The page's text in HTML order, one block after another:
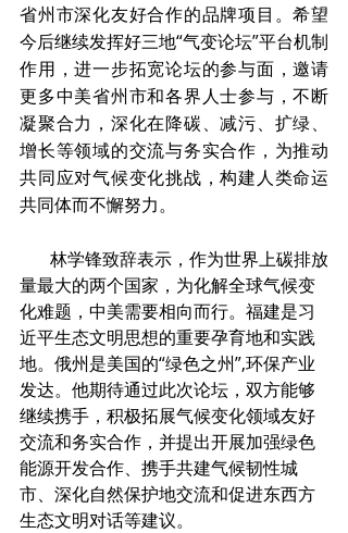
省州市深化友好合作的品牌项目。希望
今后继续发挥好三地“气变论坛”平台机制
作用，进一步拓宽论坛的参与面，邀请
更多中美省州市和各界人士参与，不断
凝聚合力，深化在降碳、减污、扩绿、
增长等领域的交流与务实合作，为推动
共同应对气候变化挑战，构建人类命运
共同体而不懈努力。
量最大的两个国家，为化解全球气候变
化难题，中美需要相向而行。福建是习
近平生态文明思想的重要孕育地和实践
地。俄州是美国的“绿色之州”,环保产业
发达。他期待通过此次论坛，双方能够
继续携手，积极拓展气候变化领域友好
交流和务实合作，并提出开展加强绿色
能源开发合作、携手共建气候韧性城
市、深化自然保护地交流和促进东西方
生态文明对话等建议。